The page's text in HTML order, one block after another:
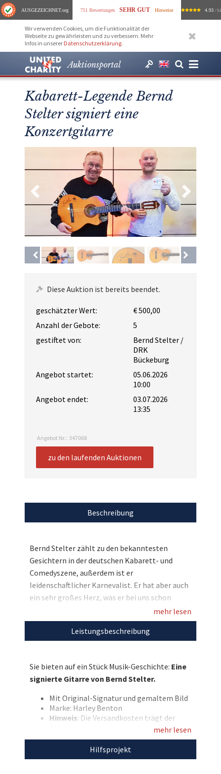
AUSGEZEICHNET.org 751 Bewertungen SEHR GUT Hinweise 4.93 /
Wir verwenden Cookies, um die Funktionalität der
Webseite zu gewährleisten und zu verbessern. Mehr
Infos in unserer Datenschutzerklärung.
Auktionsportal
Kabarett-Legende Bernd
Stelter signiert eine
Konzertgitarre
Diese Auktion ist bereits beendet.
geschätzter Wert:
€ 500,00
Anzahl der Gebote:
5
gestiftet von:
Bernd Stelter /
DRK
Bückeburg
Angebot startet:
05.06.2026
10:00
Angebot endet:
03.07.2026
13:35
Angebot Nr.: 347068
zu den laufenden Auktionen
Beschreibung
Bernd Stelter zählt zu den bekanntesten
Gesichtern in der deutschen Kabarett- und
Comedyszene, außerdem ist er
leidenschaftlicher Karnevalist. Er hat aber auch
ein sehr großes Herz, was er bei uns schon
mehrfach bewiesen hat. So auch jetzt erneut: Er
hat zugunsten des DRK Bückeburg eine
Konzertgitarre persönlich signiert und mit
Entdecken Sie bei uns auch weitere
mehr lesen
Leistungsbeschreibung
Sie bieten auf ein Stück Musik-Geschichte: Eine
signierte Gitarre von Bernd Stelter.
Mit Original-Signatur und gemaltem Bild
Marke: Harley Benton
Hinweis: Die Versandkosten trägt der
Mit dem Erlös dieser Auktion unterstützen wir
dasDRK Bückeburg.
mehr lesen
Hilfsprojekt